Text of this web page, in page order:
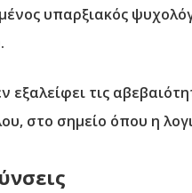
υπαρξιακός
εξαλείφει τις
στο σημείο όπου η